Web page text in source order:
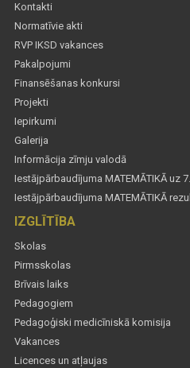
Kontakti
Normatīvie akti
RVP IKSD vakances
Pakalpojumi
Finansēšanas konkursi
Projekti
Iepirkumi
Galerija
Informācija zīmju valodā
Iestājpārbaudījuma MATEMĀTIKĀ uz
Iestājpārbaudījuma MATEMĀTIKĀ
IZGLĪTĪBA
Skolas
Pirmsskolas
Brīvais laiks
Pedagogiem
Pedagoģiski medicīniskā komisija
Vakances
Licences un atļaujas